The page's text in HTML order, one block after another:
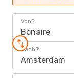
Von?
Bonaire
Nach?
Amsterdam